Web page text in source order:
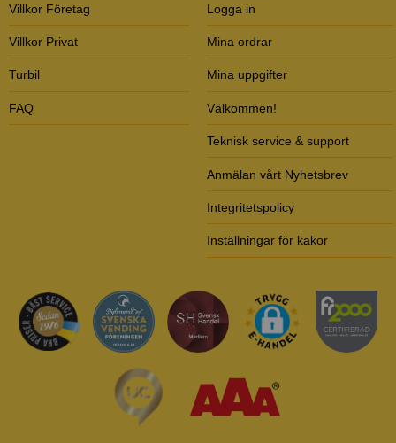
Villkor Företag
Villkor Privat
Turbil
FAQ
Logga in
Mina ordrar
Mina uppgifter
Välkommen!
Teknisk service & support
Anmälan vårt Nyhetsbrev
Integritetspolicy
Inställningar för kakor